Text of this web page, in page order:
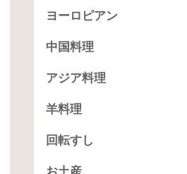
ヨーロピアン
中国料理
アジア料理
羊料理
回転すし